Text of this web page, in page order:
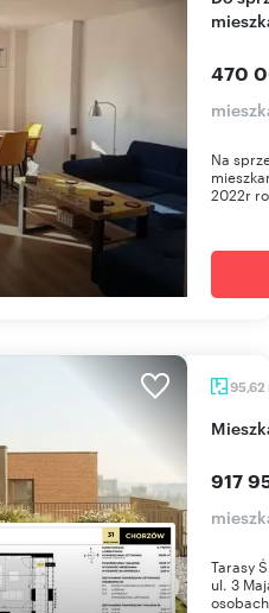
470
Na
2022r
95,62
917
Tarasy
ul. 3